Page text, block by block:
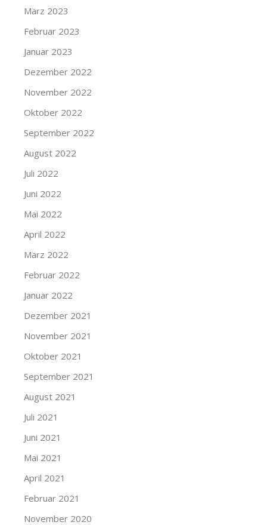
März 2023
Februar 2023
Januar 2023
Dezember 2022
November 2022
Oktober 2022
September 2022
August 2022
Juli 2022
Juni 2022
Mai 2022
April 2022
März 2022
Februar 2022
Januar 2022
Dezember 2021
November 2021
Oktober 2021
September 2021
August 2021
Juli 2021
Juni 2021
Mai 2021
April 2021
Februar 2021
November 2020